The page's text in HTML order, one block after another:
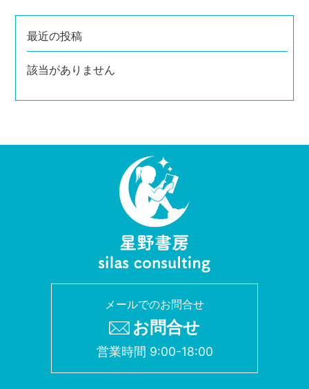
最近の投稿
該当がありません
メールでのお問合せ
お問合せ
営業時間 9:00-18:00